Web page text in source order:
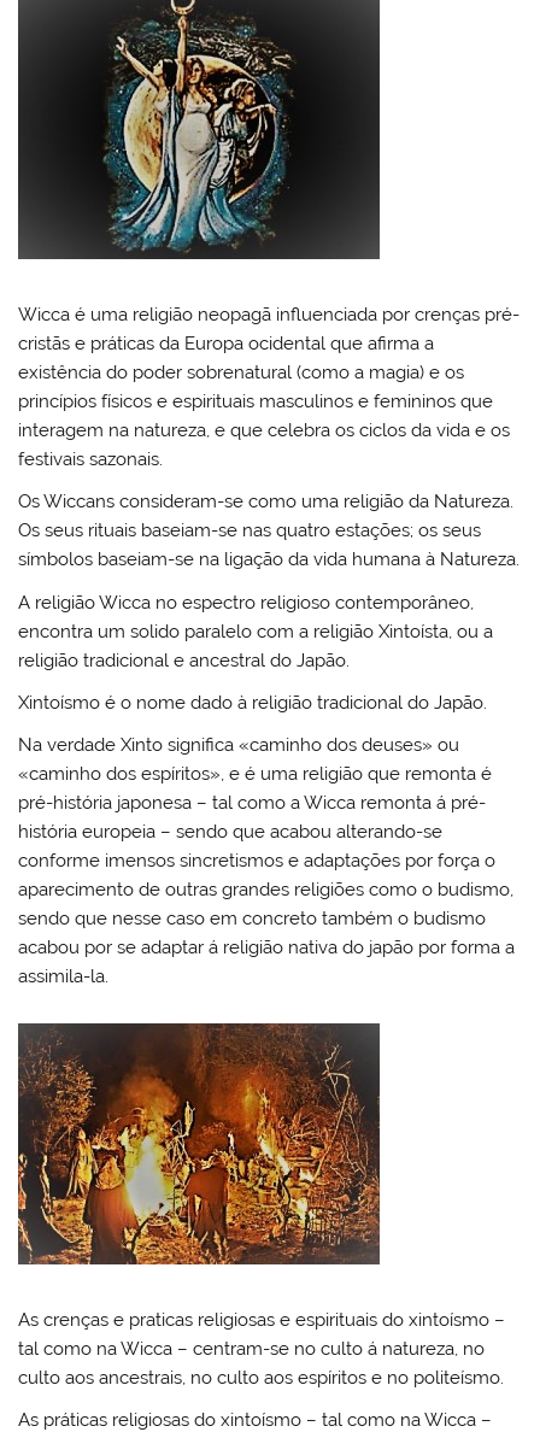
Wicca é uma religião neopagã influenciada por crenças pré-
cristãs e práticas da Europa ocidental que afirma a
existência do poder sobrenatural (como a magia) e os
princípios físicos e espirituais masculinos e femininos que
interagem na natureza, e que celebra os ciclos da vida e os
festivais sazonais.
Os Wiccans consideram-se como uma religião da Natureza.
Os seus rituais baseiam-se nas quatro estações; os seus
símbolos baseiam-se na ligação da vida humana à Natureza.
A religião Wicca no espectro religioso contemporâneo,
encontra um solido paralelo com a religião Xintoísta, ou a
religião tradicional e ancestral do Japão.
Xintoísmo é o nome dado à religião tradicional do Japão.
Na verdade Xinto significa «caminho dos deuses» ou
«caminho dos espíritos», e é uma religião que remonta é
pré-história japonesa – tal como a Wicca remonta á pré-
história europeia – sendo que acabou alterando-se
conforme imensos sincretismos e adaptações por força o
aparecimento de outras grandes religiões como o budismo,
sendo que nesse caso em concreto também o budismo
acabou por se adaptar á religião nativa do japão por forma a
assimila-la.
As crenças e praticas religiosas e espirituais do xintoísmo –
tal como na Wicca – centram-se no culto á natureza, no
culto aos ancestrais, no culto aos espíritos e no politeísmo.
As práticas religiosas do xintoísmo – tal como na Wicca –